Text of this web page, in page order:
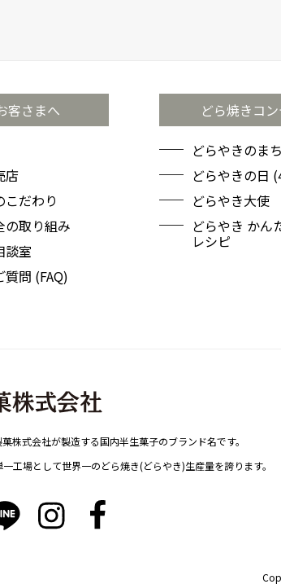
客さまへ
店
こだわり
の取り組み
談室
質問 (FAQ)
どら焼きコ
どらやきのま
どらやきの日
どらやき大使
どらやき かん
レシピ
株式会社が製造する国内半生菓子のブランド名です。
工場として世界一のどら焼き(どらやき)生産量を誇ります。
I
F